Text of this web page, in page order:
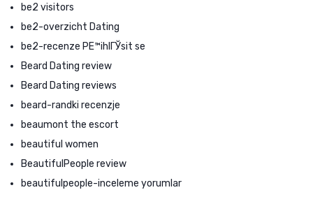
be2 visitors
be2-overzicht Dating
be2-recenze PЕ™ihlГЎsit se
Beard Dating review
Beard Dating reviews
beard-randki recenzje
beaumont the escort
beautiful women
BeautifulPeople review
beautifulpeople-inceleme yorumlar